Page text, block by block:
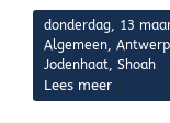
donderdag, 13
Algemeen,
Jodenhaat, Shoah
Lees meer